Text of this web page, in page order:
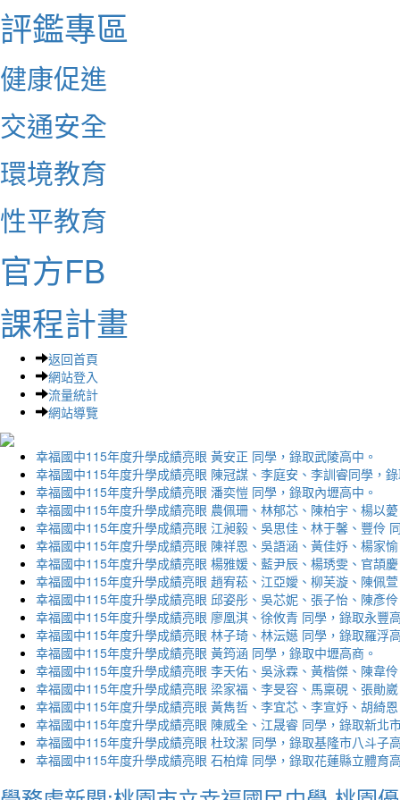
評鑑專區
健康促進
交通安全
環境教育
性平教育
官方FB
課程計畫
返回首頁
網站登入
流量統計
網站導覽
幸福國中115年度升學成績亮眼 黃安正 同學，錄取武陵高中。
幸福國中115年度升學成績亮眼 陳冠謀、李庭安、李訓睿同學，
幸福國中115年度升學成績亮眼 潘奕愷 同學，錄取內壢高中。
幸福國中115年度升學成績亮眼 農佩珊、林郁芯、陳柏宇、楊以
幸福國中115年度升學成績亮眼 江昶毅、吳思佳、林于馨、豐伶
幸福國中115年度升學成績亮眼 陳祥恩、吳語涵、黃佳妤、楊家
幸福國中115年度升學成績亮眼 楊雅媛、藍尹辰、楊琇雯、官頡
幸福國中115年度升學成績亮眼 趙宥菘、江亞嬡、柳芙漩、陳佩
幸福國中115年度升學成績亮眼 邱姿彤、吳芯妮、張子怡、陳彥
幸福國中115年度升學成績亮眼 廖凰淇、徐攸青 同學，錄取永豐
幸福國中115年度升學成績亮眼 林子琦、林沄嬨 同學，錄取羅浮
幸福國中115年度升學成績亮眼 黃筠涵 同學，錄取中壢高商。
幸福國中115年度升學成績亮眼 李天佑、吳泳霖、黃楷傑、陳韋
幸福國中115年度升學成績亮眼 梁家福、李旻容、馬稟硯、張勛
幸福國中115年度升學成績亮眼 黃雋哲、李宜芯、李宣妤、胡綺
幸福國中115年度升學成績亮眼 陳威全、江晟睿 同學，錄取新北
幸福國中115年度升學成績亮眼 杜玟潔 同學，錄取基隆市八斗子
幸福國中115年度升學成績亮眼 石柏煒 同學，錄取花蓮縣立體育